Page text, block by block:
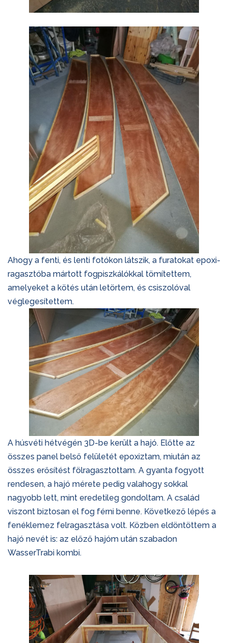
Ahogy a fenti, és lenti fotókon látszik, a furatokat epoxi-
ragasztóba mártott fogpiszkálókkal tömítettem,
amelyeket a kötés után letörtem, és csiszolóval
véglegesítettem.
A húsvéti hétvégén 3D-be került a hajó. Előtte az
összes panel belső felületét epoxiztam, miután az
összes erősítést fölragasztottam. A gyanta fogyott
rendesen, a hajó mérete pedig valahogy sokkal
nagyobb lett, mint eredetileg gondoltam. A család
viszont biztosan el fog férni benne. Következő lépés a
fenéklemez felragasztása volt. Közben eldöntöttem a
hajó nevét is: az előző hajóm után szabadon
WasserTrabi kombi.